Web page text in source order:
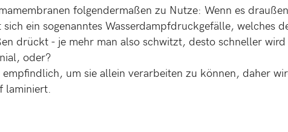
folgendermaßen zu Nutze: Wenn es
ein sogenanntes Wasserdampfdruckgefälle, welches
drückt - je mehr man also schwitzt, desto schneller
oder?
um sie allein verarbeiten zu können, daher
laminiert.